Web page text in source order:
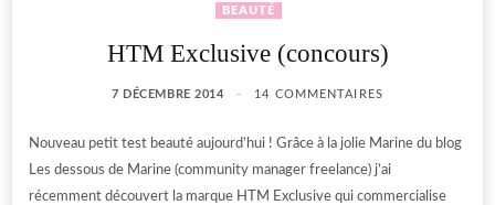
BEAUTÉ
HTM Exclusive (concours)
7 DÉCEMBRE 2014 14 COMMENTAIRES
Nouveau petit test beauté aujourd’hui ! Grâce à la jolie Marine du blog
Les dessous de Marine (community manager freelance) j’ai
récemment découvert la marque HTM Exclusive qui commercialise